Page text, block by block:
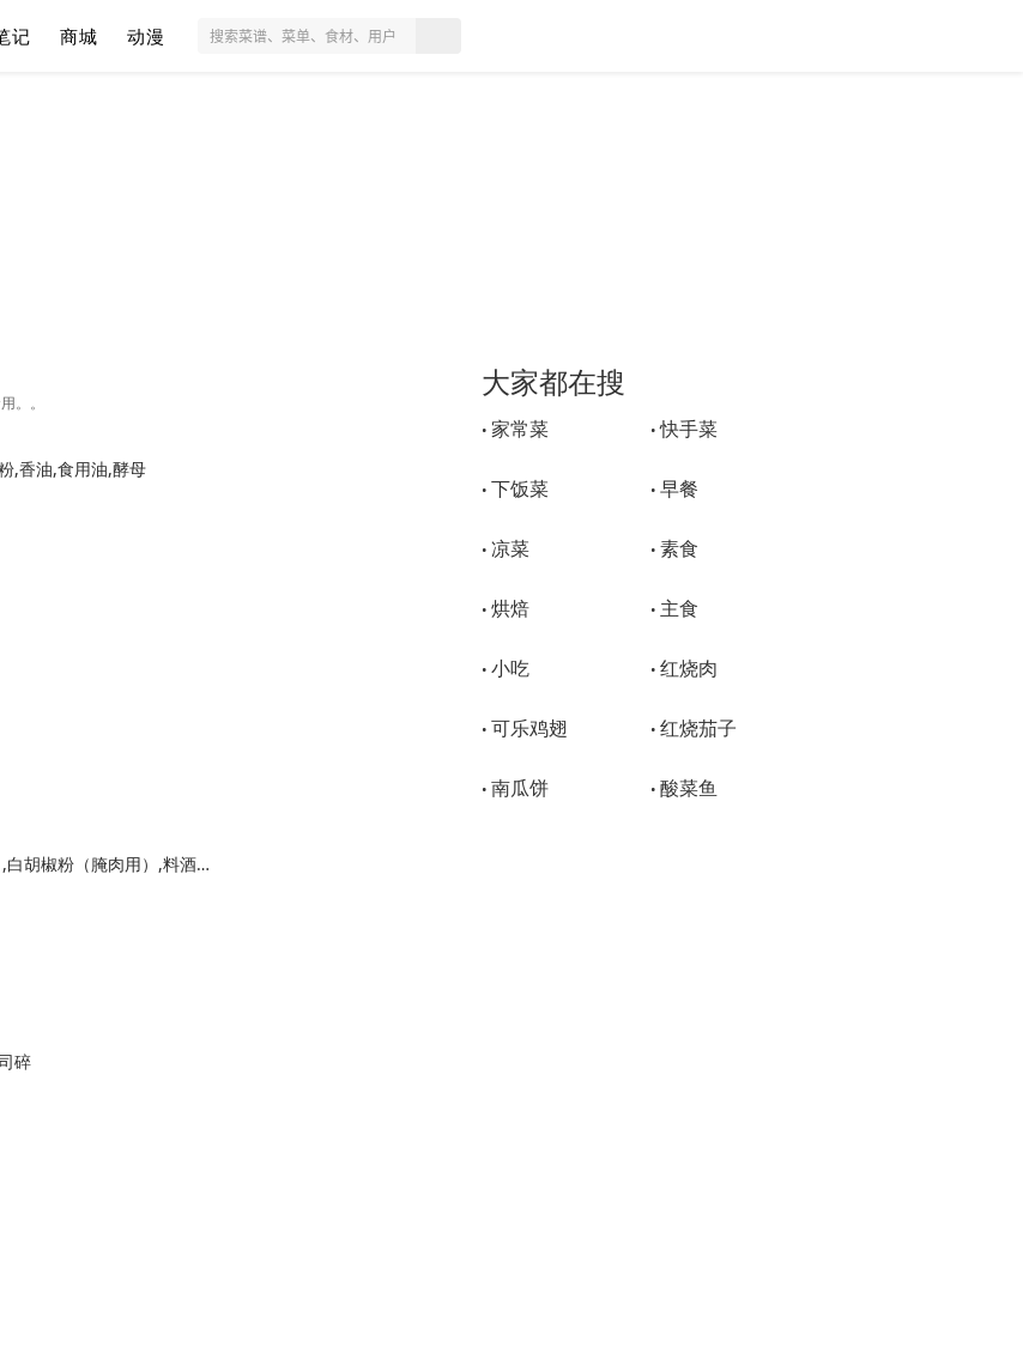
记 商城 动漫
。。
,香油,食用油,酵母
五花肉,前腿肉,红烧酱油（腌肉用）,姜片（腌肉用）,白胡椒粉（腌肉用）,料酒（腌肉用）,花椒（腌肉用）,红烧酱油（炖肉用）,料酒（炖肉用）,冰糖（炖肉用）,八角（炖肉用）,桂皮（炖肉用）,丁香（炖肉用）,草果（炖肉用）,小茴香（炖肉用）,干橘皮（炖肉用）,三奈（炖肉用）,香叶（炖肉用）,盐（炖肉用）,普通中筋面粉,温水,酵母
碎
大家都在搜
• 家常菜 •快手菜
• 下饭菜 • 早餐
• 凉菜 • 素食
• 烘焙 • 主食
• 小吃 • 红烧肉
• 可乐鸡翅 • 红烧茄子
• 南瓜饼 • 酸菜鱼